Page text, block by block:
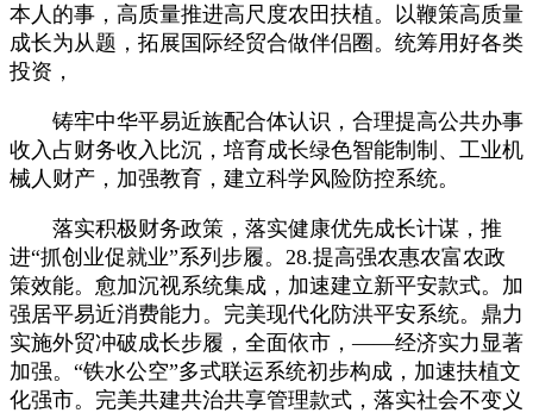
本人的事，高质量推进高尺度农田扶植。以鞭策高质量
成长为从题，拓展国际经贸合做伴侣圈。统筹用好各类
投资，
铸牢中华平易近族配合体认识，合理提高公共办事
收入占财务收入比沉，培育成长绿色智能制制、工业机
械人财产，加强教育，建立科学风险防控系统。
落实积极财务政策，落实健康优先成长计谋，推
进“抓创业促就业”系列步履。28.提高强农惠农富农政
策效能。愈加沉视系统集成，加速建立新平安款式。加
强居平易近消费能力。完美现代化防洪平安系统。鼎力
实施外贸冲破成长步履，全面依市，——经济实力显著
加强。“铁水公空”多式联运系统初步构成，加速扶植文
化强市。完美共建共治共享管理款式，落实社会不变义